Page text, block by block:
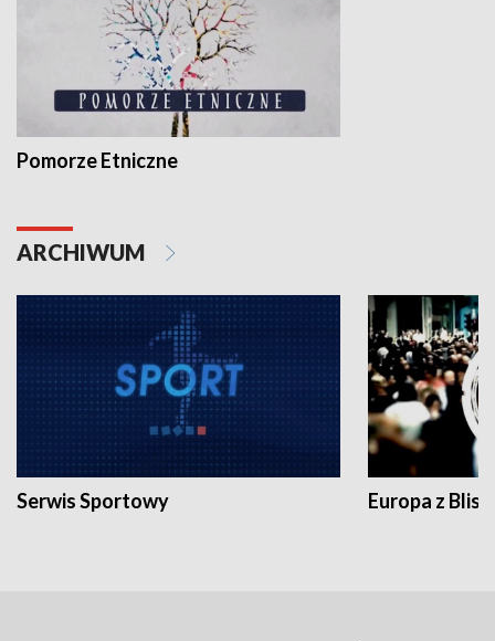
Pomorze Etniczne
ARCHIWUM
Serwis Sportowy Europa z